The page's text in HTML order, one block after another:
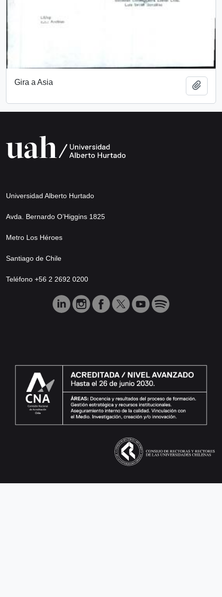
Gira a Asia
Universidad Alberto Hurtado
Avda. Bernardo O’Higgins 1825
Metro Los Héroes
Santiago de Chile
Teléfono +56 2 2692 0200